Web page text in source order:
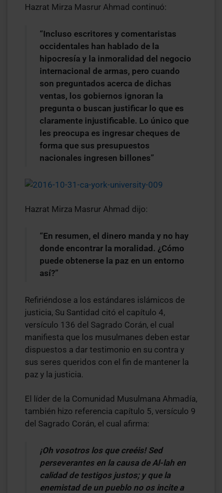
Hazrat Mirza Masrur Ahmad continuó:
“Incluso escritores y comentaristas
occidentales han hablado de la
hipocresía y la inmoralidad del negocio
internacional de armas, pero cuando
son preguntados acerca de dichas
ventas, los gobiernos ignoran la
pregunta o buscan justificar lo que es
claramente injustificable. Lo único que
les preocupa es ingresar cheques de
forma que sus presupuestos
nacionales ingresen billones”
Hazrat Mirza Masrur Ahmad dijo:
“En resumen, el dinero manda y no hay
donde encontrar la moralidad. ¿Cómo
puede obtenerse la paz en un entorno
así?”
Refiriéndose a los estándares islámicos de
justicia, Su Santidad citó el capítulo 4,
versículo 136 del Sagrado Corán, el cual
manifiesta que los musulmanes deben estar
dispuestos a dar testimonio en su contra y
sus seres queridos con el fin de mantener la
paz y la justicia.
El líder de la Comunidad Musulmana Ahmadía,
también hizo referencia capítulo 5, versículo 9
del Sagrado Corán, el cual afirma:
¡Oh vosotros los que creéis! Sed
perseverantes en la causa de Al-lah en
calidad de testigos justos; y que la
enemistad de un pueblo no os incite a